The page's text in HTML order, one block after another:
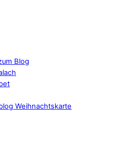
Blog
Weihnachtskarte